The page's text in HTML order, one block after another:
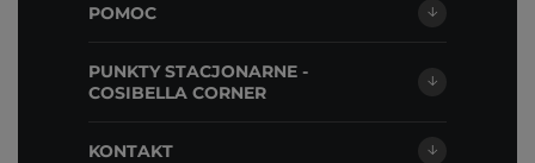
POMOC
PUNKTY STACJONARNE -
COSIBELLA CORNER
KONTAKT